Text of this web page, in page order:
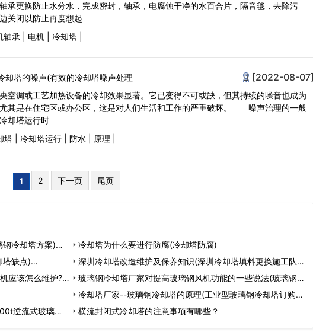
承更换防止水分水，完成密封，轴承，电腐蚀干净的水百合片，隔音毯，去除污
关闭以防止再度想起
轴承 电机| 冷却塔|
却塔的噪声(有效的冷却塔噪声处理 [2022-08-07]
空调或工艺加热设备的冷却效果显著。它已变得不可或缺，但其持续的噪音也成为
其是在住宅区或办公区，这是对人们生活和工作的严重破坏。 噪声治理的一般
塔运行时
塔| 冷却塔运行| 防水 原理
1 2 下一页 尾页
钢冷却塔方案)…
冷却塔为什么要进行防腐(冷却塔防腐)
塔缺点)…
深圳冷却塔改造维护及保养知识(深圳冷却塔填料更换施工队)
…
应该怎么维护?
玻璃钢冷却塔厂家对提高玻璃钢风机功能的一些说法(玻璃钢冷
却塔厂家山…
冷却塔厂家--玻璃钢冷却塔的原理(工业型玻璃钢冷却塔订购)
…
逆流式玻璃钢
横流封闭式冷却塔的注意事项有哪些？